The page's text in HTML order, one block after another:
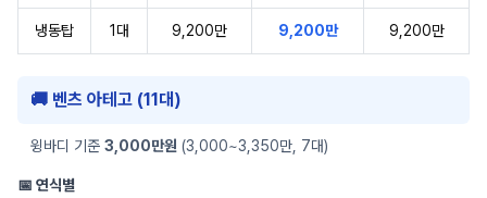
냉동탑 1대 9,200만 9,200만 9,200만
🚚 벤츠 아테고 (11대)
윙바디 기준 3,000만원 (3,000~3,350만, 7대)
📅 연식별